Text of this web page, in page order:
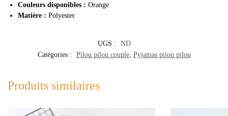
Couleurs disponibles : Orange
Matière : Polyester
UGS :
ND
Catégories :
Pilou pilou couple, Pyjamas pilou pilou
Produits similaires